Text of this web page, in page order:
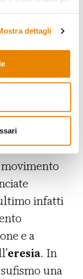
dettagli
dal Corano e
dei loro
il segreto
segna una
Tra i sufi
occorra
infatti
e a
eresia. In
una